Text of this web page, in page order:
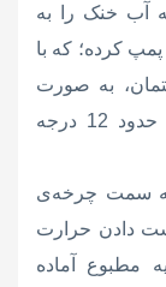
آب خنک را به
کرده؛ که با
به صورت
مکانیزم جابه‌جایی طبیعی، افزایش دمایی حدود 12 درجه
به سمت چرخه‌ی
دادن حرارت
مطبوع آماده